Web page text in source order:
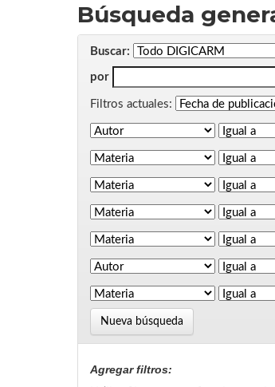
Búsqueda
Buscar:
por
Filtros actuales:
Nueva búsqueda
Agregar filtros: